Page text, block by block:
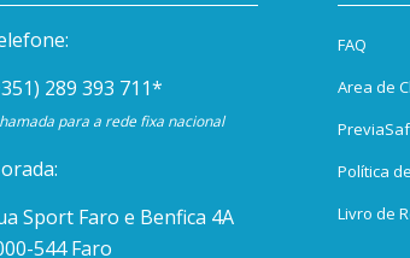
289 393 711*
para a rede fixa nacional
Sport Faro e Benfica 4A
544 Faro
FAQ
Area de
Política
Livro de